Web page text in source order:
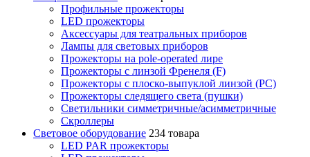
Профильные прожекторы
LED прожекторы
Аксессуары для театральных приборов
Лампы для световых приборов
Прожекторы на pole-operated лире
Прожекторы с линзой Френеля (F)
Прожекторы с плоско-выпуклой линзой (PC)
Прожекторы следящего света (пушки)
Светильники симметричные/асимметричные
Скроллеры
Световое оборудование 234 товара
LED PAR прожекторы